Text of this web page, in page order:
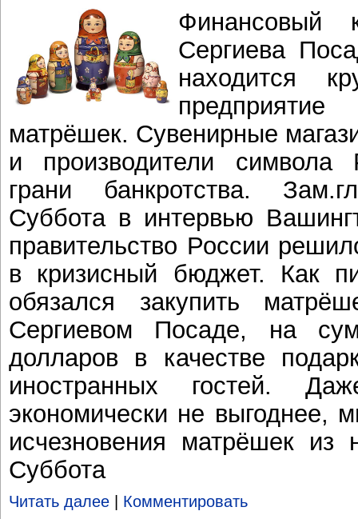
Финансовый
Сергиева
находится
матрёшек. Сувенирные
и производители символа
грани банкротства.
Суббота в интервью
правительство России
в кризисный бюджет. Как
обязался закупить
Сергиевом Посаде, на
долларов в качестве
иностранных гостей.
экономически не выгоднее,
исчезновения матрёшек из
Суббота
Читать далее | Комментировать